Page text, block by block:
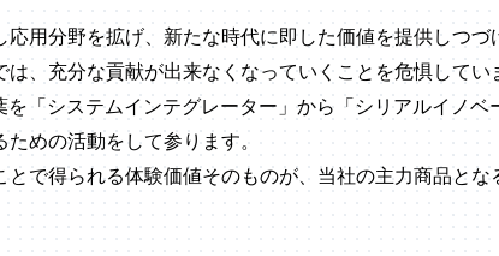
用分野を拡げ、新たな時代に即した価値を提供しつ
、充分な貢献が出来なくなっていくことを危惧してい
「システムインテグレーター」から「シリアルイノ
めの活動をして参ります。
で得られる体験価値そのものが、当社の主力商品とな